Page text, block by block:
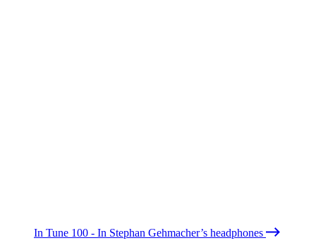
In Tune 100 - In Stephan Gehmacher’s headphones